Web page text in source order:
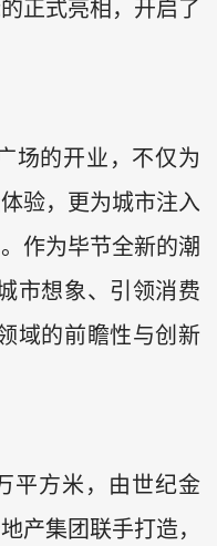
正式亮相，开启了
场的开业，不仅为
验，更为城市注入
作为毕节全新的潮
市想象、引领消费
域的前瞻性与创新
平方米，由世纪金
产集团联手打造，